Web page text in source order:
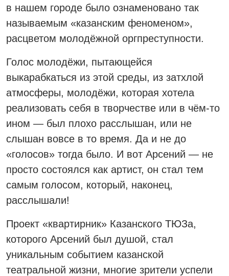
в нашем городе было ознаменовано так
называемым «казанским феноменом»,
расцветом молодёжной орг­преступности.
Голос молодёжи, пытающейся
выкарабкаться из этой среды, из затхлой
атмосферы, молодёжи, которая хотела
реализовать себя в творчестве или в чём-то
ином — был плохо расслышан, или не
слышан вовсе в то время. Да и не до
«голосов» тогда было. И вот Арсений — не
просто состоялся как артист, он стал тем
самым голосом, который, наконец,
расслышали!
Проект «квартирник» Казанского ТЮЗа,
которого Арсений был душой, стал
уникальным событием казанской
театральной жизни, многие зрители успели